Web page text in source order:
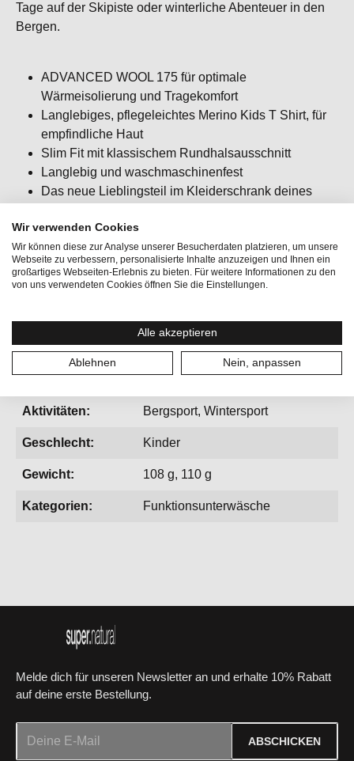
Tage auf der Skipiste oder winterliche Abenteuer in den
Bergen.
ADVANCED WOOL 175 für optimale
Wärmeisolierung und Tragekomfort
Langlebiges, pflegeleichtes Merino Kids T Shirt, für
empfindliche Haut
Slim Fit mit klassischem Rundhalsausschnitt
Langlebig und waschmaschinenfest
Das neue Lieblingsteil im Kleiderschrank deines
kühlen Wintertagen oder für gemütliche Tage -
ausziehen fällt schwer.
Passform: slim fit / körpernah / figurbetont
Aktionen: SaleWinter
Aktivitäten: Bergsport, Wintersport
Geschlecht: Kinder
Gewicht: 108 g, 110 g
Kategorien: Funktionsunterwäsche
Melde dich für unseren Newsletter an und erhalte 10% Rabatt
auf deine erste Bestellung.
ABSCHICKEN
Wir verwenden Cookies
Wir können diese zur Analyse unserer Besucherdaten platzieren, um unsere
Webseite zu verbessern, personalisierte Inhalte anzuzeigen und Ihnen ein
großartiges Webseiten-Erlebnis zu bieten. Für weitere Informationen zu den
von uns verwendeten Cookies öffnen Sie die Einstellungen.
Alle akzeptieren
Ablehnen Nein, anpassen